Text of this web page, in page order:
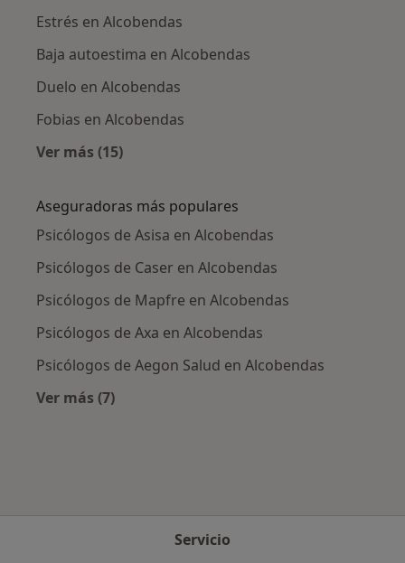
Estrés en Alcobendas
Baja autoestima en Alcobendas
Duelo en Alcobendas
Fobias en Alcobendas
Ver más (15)
Aseguradoras más populares
Psicólogos de Asisa en Alcobendas
Psicólogos de Caser en Alcobendas
Psicólogos de Mapfre en Alcobendas
Psicólogos de Axa en Alcobendas
Psicólogos de Aegon Salud en Alcobendas
Ver más (7)
Servicio